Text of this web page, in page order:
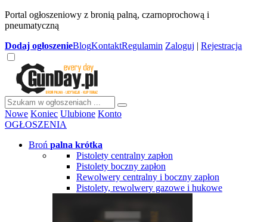
Portal ogłoszeniowy z bronią palną, czarnoprochową i
pneumatyczną
Dodaj ogłoszenieBlogKontaktRegulamin Zaloguj | Rejestracja
Nowe Koniec Ulubione Konto
OGŁOSZENIA
Broń palna krótka
Pistolety centralny zapłon
Pistolety boczny zapłon
Rewolwery centralny i boczny zapłon
Pistolety, rewolwery gazowe i hukowe